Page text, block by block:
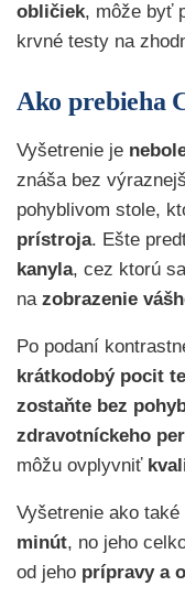
obličiek, môže byť
krvné testy na
Ako prebieha
Vyšetrenie je
znáša bez
pohyblivom stole,
prístroja. Ešte
kanyla, cez ktorú
na zobrazenie
Po podaní
krátkodobý pocit
zostaňte bez
zdravotníckeho
môžu ovplyvniť
Vyšetrenie ako
minút, no jeho
od jeho prípravy a